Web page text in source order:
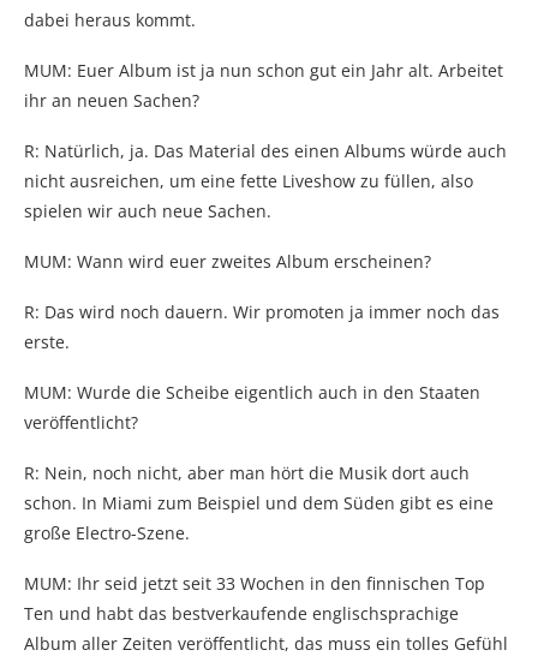
dabei heraus kommt.
MUM: Euer Album ist ja nun schon gut ein Jahr alt. Arbeitet
ihr an neuen Sachen?
R: Natürlich, ja. Das Material des einen Albums würde auch
nicht ausreichen, um eine fette Liveshow zu füllen, also
spielen wir auch neue Sachen.
MUM: Wann wird euer zweites Album erscheinen?
R: Das wird noch dauern. Wir promoten ja immer noch das
erste.
MUM: Wurde die Scheibe eigentlich auch in den Staaten
veröffentlicht?
R: Nein, noch nicht, aber man hört die Musik dort auch
schon. In Miami zum Beispiel und dem Süden gibt es eine
große Electro-Szene.
MUM: Ihr seid jetzt seit 33 Wochen in den finnischen Top
Ten und habt das bestverkaufende englischsprachige
Album aller Zeiten veröffentlicht, das muss ein tolles Gefühl